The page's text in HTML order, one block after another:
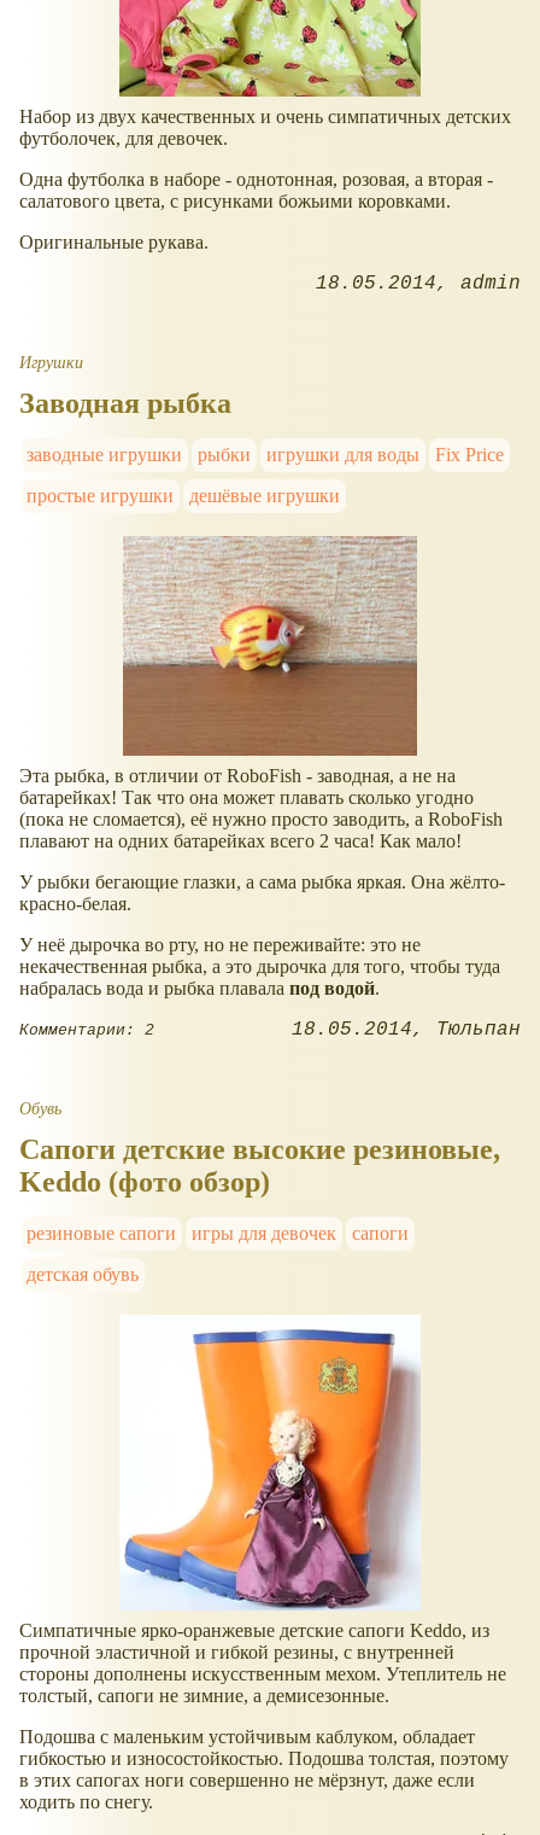
Набор из двух качественных и очень симпатичных детских
футболочек, для девочек.
Одна футболка в наборе - однотонная, розовая, а вторая -
салатового цвета, с рисунками божьими коровками.
Оригинальные рукава.
18.05.2014 admin
Игрушки
Заводная рыбка
заводные игрушки рыбки игрушки для воды
Fix Price
простые игрушки
дешёвые игрушки
Эта рыбка, в отличии от RoboFish - заводная, а не на
батарейках! Так что она может плавать сколько угодно
(пока не сломается), её нужно просто заводить, а RoboFish
плавают на одних батарейках всего 2 часа! Как мало!
У рыбки бегающие глазки, а сама рыбка яркая. Она жёлто-
красно-белая.
У неё дырочка во рту, но не переживайте: это не
некачественная рыбка, а это дырочка для того, чтобы туда
набралась вода и рыбка плавала под водой.
Комментарии: 2 18.05.2014 Тюльпан
Обувь
Сапоги детские высокие резиновые,
Keddo (фото обзор)
резиновые сапоги игры для девочек
сапоги
детская обувь
Симпатичные ярко-оранжевые детские сапоги Keddo, из
прочной эластичной и гибкой резины, с внутренней
стороны дополнены искусственным мехом. Утеплитель не
толстый, сапоги не зимние, а демисезонные.
Подошва с маленьким устойчивым каблуком, обладает
гибкостью и износостойкостью. Подошва толстая, поэтому
в этих сапогах ноги совершенно не мёрзнут, даже если
ходить по снегу.